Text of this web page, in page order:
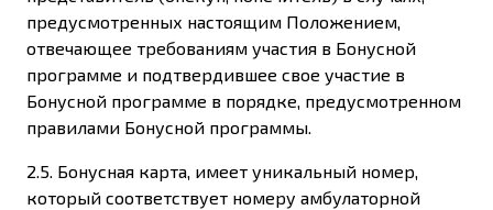
предусмотренных настоящим Положением,
отвечающее требованиям участия в Бонусной
программе и подтвердившее свое участие в
Бонусной программе в порядке, предусмотренном
правилами Бонусной программы.
2.5. Бонусная карта, имеет уникальный номер,
который соответствует номеру амбулаторной